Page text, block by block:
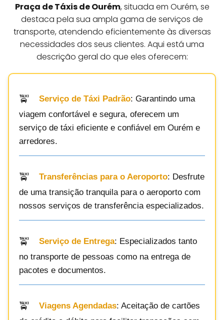
Praça de Táxis de Ourém, situada em Ourém, se
destaca pela sua ampla gama de serviços de
transporte, atendendo eficientemente às diversas
necessidades dos seus clientes. Aqui está uma
descrição geral do que eles oferecem:
Serviço de Táxi Padrão: Garantindo uma
viagem confortável e segura, oferecem um
serviço de táxi eficiente e confiável em Ourém e
arredores.
Transferências para o Aeroporto: Desfrute
de uma transição tranquila para o aeroporto com
nossos serviços de transferência especializados.
Serviço de Entrega: Especializados tanto
no transporte de pessoas como na entrega de
pacotes e documentos.
Viagens Agendadas: Aceitação de cartões